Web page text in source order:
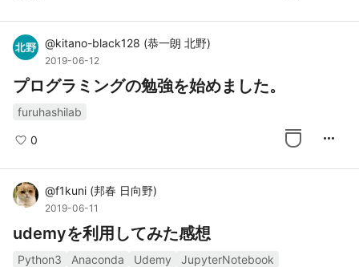
@kitano-black128 (恭一朗 北野)
2019-06-12
プログラミングの勉強を始めました。
furuhashilab
0 more_horiz
@f1kuni (邦春 日向野)
2019-06-11
udemyを利用してみた感想
Python3 Anaconda Udemy
JupyterNotebook